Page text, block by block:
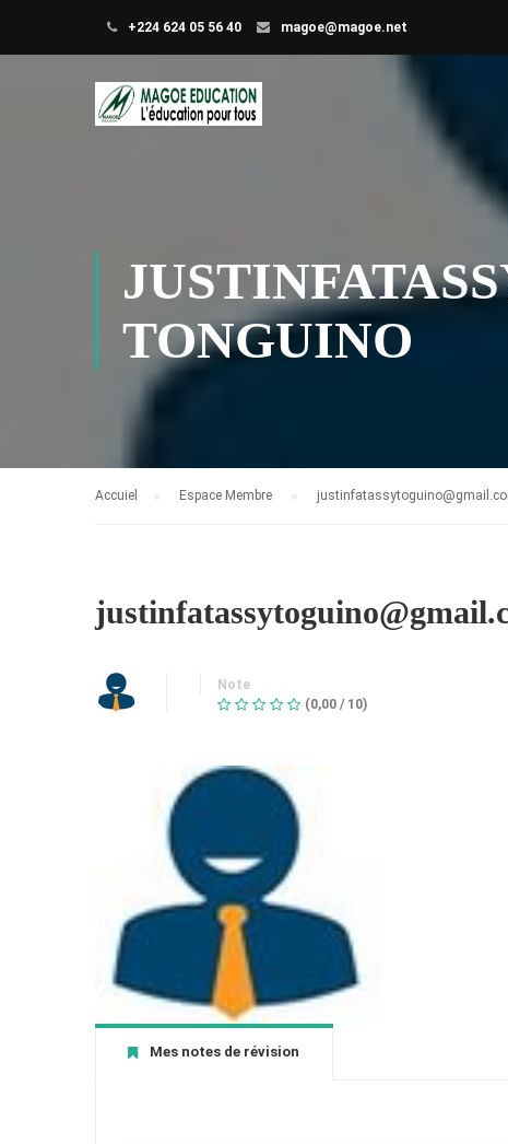
+224 624 05 56 40 magoe@magoe.net
TONGUINO
Accuiel Espace Membre
Note
(0,00 / 10)
Mes notes de révision